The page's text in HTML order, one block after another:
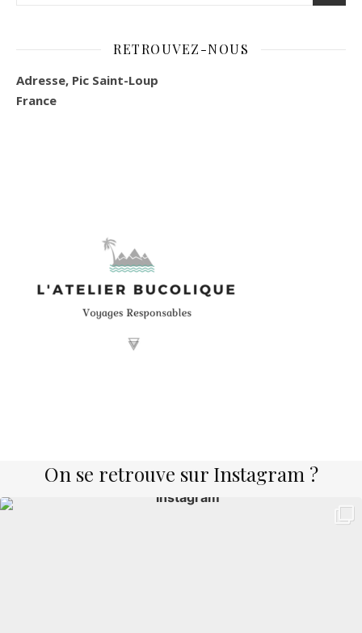
RETROUVEZ-NOUS
Adresse, Pic Saint-Loup
France
On se retrouve sur Instagram ?